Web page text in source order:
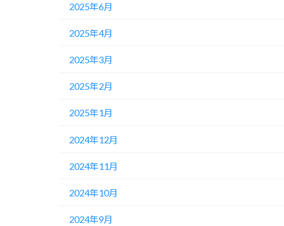
2025年6月
2025年4月
2025年3月
2025年2月
2025年1月
2024年12月
2024年11月
2024年10月
2024年9月